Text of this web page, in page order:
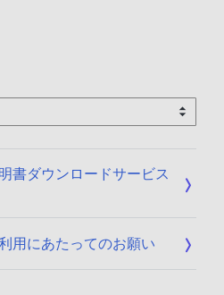
書ダウンロードサービス
用にあたってのお願い